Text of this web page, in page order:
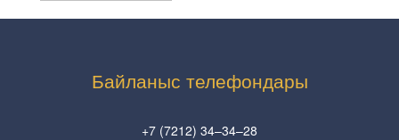
Байланыс телефондары
+7 (7212) 34–34–28